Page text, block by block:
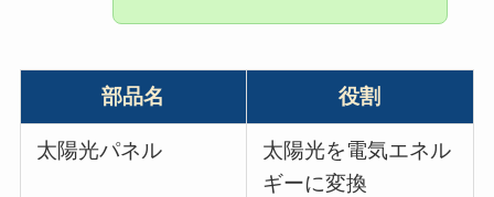
部品名 役割
太陽光パネル
太陽光を電気エネル
ギーに変換